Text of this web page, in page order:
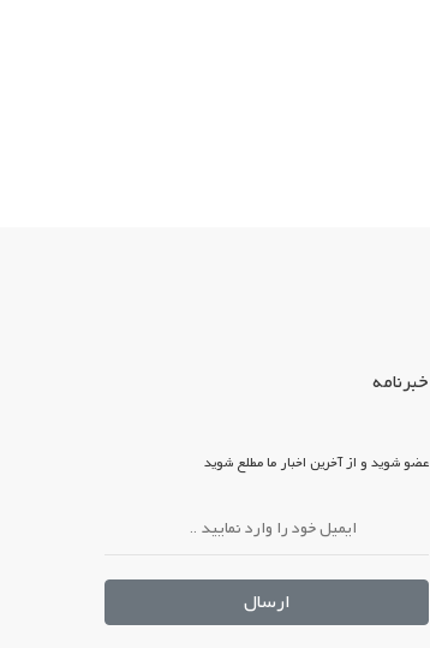
خبرنامه
عضو شوید و از آخرین اخبار ما مطلع شوید
ارسال